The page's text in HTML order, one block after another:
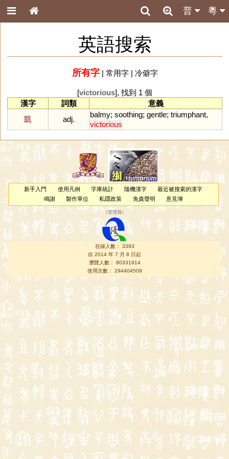
粵
普
英語搜索
所有字| 常用字| 冷僻字
[victorious], 找到 1 個
漢字
詞類
意義
凱
adj.
balmy; soothing; gentle; triumphant,
victorious
新手入門 使用凡例 字庫統計 隨機漢字
最近被搜索的漢字
鳴謝
製作單位 私隱政策 免責聲明 意見簿
（管理員 ）
在線人數： 3393
自 2014 年 7 月 8 日起
瀏覽人數： 80331914
使用次數： 294404509